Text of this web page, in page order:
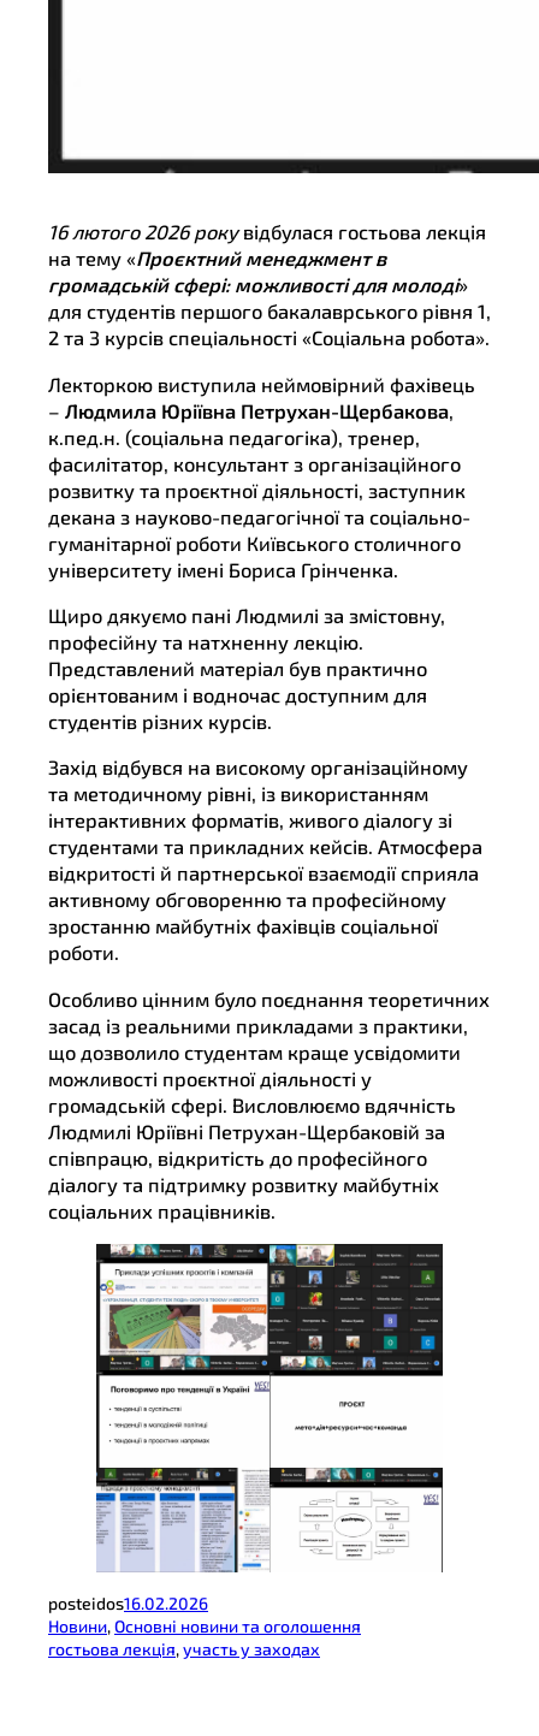
16 лютого 2026 рокувідбулася гостьова лекція
на тему «Проєктний менеджмент в
громадській сфері: можливості для молоді»
для студентів першого бакалаврського рівня 1,
2 та 3 курсів спеціальності «Соціальна робота».
Лекторкою виступила неймовірний фахівець
– Людмила Юріївна Петрухан-Щербакова
к.пед.н. (соціальна педагогіка), тренер,
фасилітатор, консультант з організаційного
розвитку та проєктної діяльності, заступник
декана з науково-педагогічної та соціально-
гуманітарної роботи Київського столичного
університету імені Бориса Грінченка.
Щиро дякуємо пані Людмилі за змістовну,
професійну та натхненну лекцію.
Представлений матеріал був практично
орієнтованим і водночас доступним для
студентів різних курсів.
Захід відбувся на високому організаційному
та методичному рівні, із використанням
інтерактивних форматів, живого діалогу зі
студентами та прикладних кейсів. Атмосфера
відкритості й партнерської взаємодії сприяла
активному обговоренню та професійному
зростанню майбутніх фахівців соціальної
роботи.
Особливо цінним було поєднання теоретичних
засад із реальними прикладами з практики,
що дозволило студентам краще усвідомити
можливості проєктної діяльності у
громадській сфері. Висловлюємо вдячність
Людмилі Юріївні Петрухан-Щербаковій за
співпрацю, відкритість до професійного
діалогу та підтримку розвитку майбутніх
соціальних працівників.
posteidos16.02.2026
Новини, Основні новини та оголошення
гостьова лекція, участь у заходах